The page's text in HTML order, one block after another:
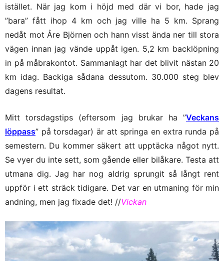
istället. När jag kom i höjd med där vi bor, hade jag
”bara” fått ihop 4 km och jag ville ha 5 km. Sprang
nedåt mot Åre Björnen och hann visst ända ner till stora
vägen innan jag vände uppåt igen. 5,2 km backlöpning
in på måbrakontot. Sammanlagt har det blivit nästan 20
km idag. Backiga sådana dessutom. 30.000 steg blev
dagens resultat.
Mitt torsdagstips (eftersom jag brukar ha ”Veckans
löppass” på torsdagar) är att springa en extra runda på
semestern. Du kommer säkert att upptäcka något nytt.
Se vyer du inte sett, som gående eller bilåkare. Testa att
utmana dig. Jag har nog aldrig sprungit så långt rent
uppför i ett sträck tidigare. Det var en utmaning för min
andning, men jag fixade det! //Vickan